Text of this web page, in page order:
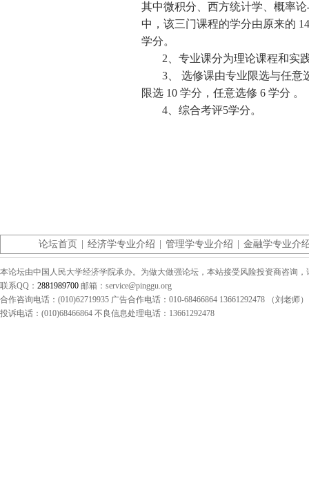
其中微积分、西方统计学、概率
中，该三门课程的学分由原来的
学分。
2、专业课分为理论课程和实
3、 选修课由专业限选与任意
限选 10 学分，任意选修 6 学分 。
4、综合考评5学分。
论坛首页 经济学专业介绍 管理学专业介绍 金融学专业介
本论坛由中国人民大学经济学院承办。为做大做强论坛，本站接受风险投资商咨询，
联系QQ： 2881989700 邮箱：service@pinggu.org
合作咨询电话：(010)62719935 广告合作电话：010-68466864 13661292478 （刘老师）
投诉电话：(010)68466864 不良信息处理电话：13661292478